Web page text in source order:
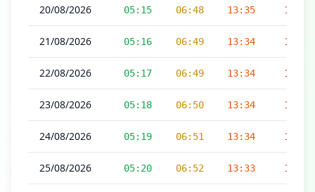
20/08/2026 05:15 06:48 13:35 17:10
21/08/2026 05:16 06:49 13:34 17:10
22/08/2026 05:17 06:49 13:34 17:09
23/08/2026 05:18 06:50 13:34 17:09
24/08/2026 05:19 06:51 13:34 17:08
25/08/2026 05:20 06:52 13:33 17:08